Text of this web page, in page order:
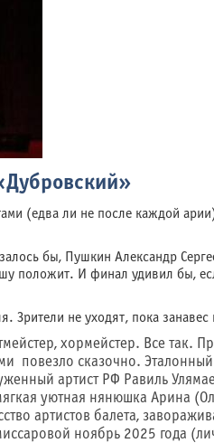
(едва ли не после каждой
бы, Пушкин Александр
положит. И финал удивил бы,
не уходят, пока
хормейстер. Все так.
повезло сказочно.
артист РФ Равиль
уютная нянюшка Арина
артистов балета,
ноябрь 2025 года